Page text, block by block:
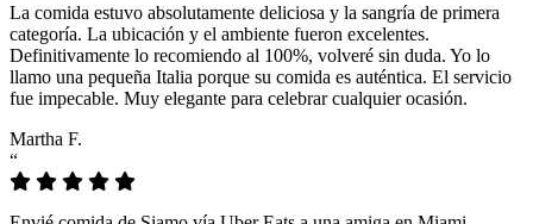
La comida estuvo absolutamente deliciosa y la sangría de primera
categoría. La ubicación y el ambiente fueron excelentes.
Definitivamente lo recomiendo al 100%, volveré sin duda. Yo lo
llamo una pequeña Italia porque su comida es auténtica. El servicio
fue impecable. Muy elegante para celebrar cualquier ocasión.
Martha F.
“